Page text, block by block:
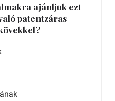
ajánljuk ezt
patentzáras